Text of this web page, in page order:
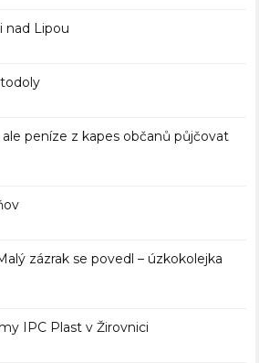
nad Lipou
peníze z kapes občanů půjčovat
zázrak se povedl – úzkokolejka
IPC Plast v Žirovnici